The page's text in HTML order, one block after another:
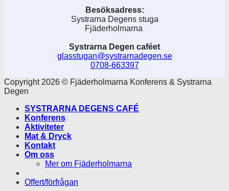
Besöksadress:
Systrarna Degens stuga
Fjäderholmarna
Systrarna Degen caféet
glasstugan@systrarnadegen.se
0708-663397
Copyright 2026 © Fjäderholmarna Konferens & Systrarna
Degen
SYSTRARNA DEGENS CAFÉ
Konferens
Aktiviteter
Mat & Dryck
Kontakt
Om oss
Mer om Fjäderholmarna
Offert/förfrågan